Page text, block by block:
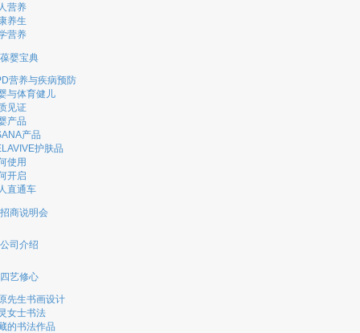
营养
养生
营养
葆婴宝典
营养与疾病预防
与体育健儿
见证
产品
产品
护肤品
使用
开启
直通车
招商说明会
公司介绍
四艺修心
先生书画设计
女士书法
的书法作品